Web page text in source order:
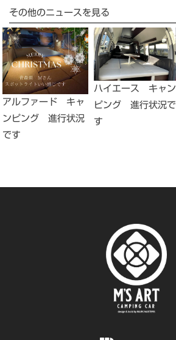
その他のニュースを見る
アルファード キャ
ンピング 進行状況
です
ハイエース キャン
ピング 進行状況で
す